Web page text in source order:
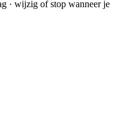
· wijzig of stop wanneer je